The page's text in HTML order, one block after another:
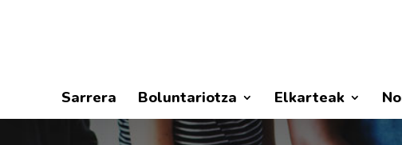
Sarrera Boluntariotza Elkarteak